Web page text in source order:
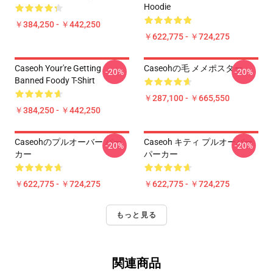
￥384,250 - ￥442,250
Hoodie
￥622,775 - ￥724,275
Caseoh Your're Getting
Banned Foody T-Shirt
￥384,250 - ￥442,250
-20% Caseohの毛 メメポスター
￥287,100 - ￥665,550
-20%
Caseohのプルオーバー パー
カー
￥622,775 - ￥724,275
-20%
Caseoh キティ プルオーバー
パーカー
￥622,775 - ￥724,275
-20%
もっと見る
関連商品